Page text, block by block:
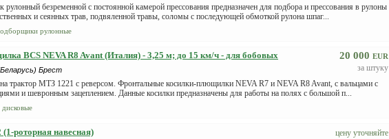
безременной с постоянной камерой прессования предназначен для подбора и прессования в рулоны
и сеянных трав, подвяленной травы, соломы с последующей обмоткой рулона шпаг...
рулонные
20 000 EUR
за штуку
BCS NEVA R8 Avant (Италия) - 3,25 м; до 15 км/ч - для бобовых
Брест
на трактор МТЗ 1221 с реверсом. Фронтальные косилки-плющилки NEVA R7 и NEVA R8 Avant, с вальцами с
и шевронным зацеплением. Данные косилки предназначены для работы на полях с большой п...
дисковые
цену уточняйте
роторная навесная)